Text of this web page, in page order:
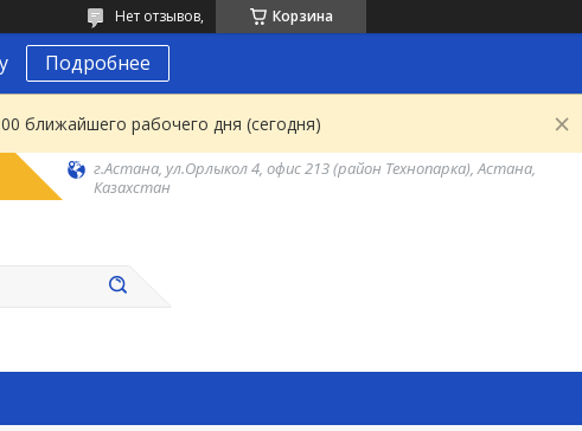
Корзина
Нет отзывов,
Подробнее
ближайшего рабочего дня (сегодня)
г.Астана, ул.Орлыкол 4, офис 213 (район Технопарка), Астана,
Казахстан